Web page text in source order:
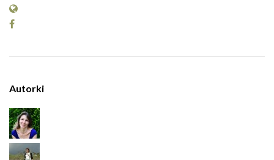
Autorki